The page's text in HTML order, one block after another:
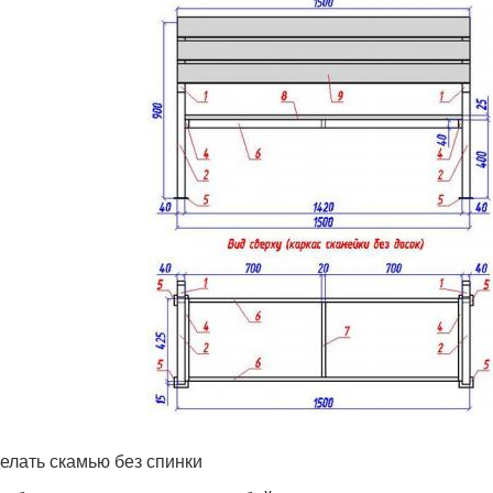
скамью без спинки